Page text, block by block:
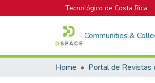
Tecnológico de Costa Rica
Communities &
Home